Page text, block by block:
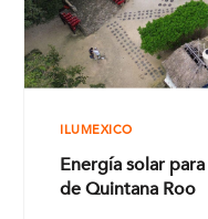
ILUMEXICO
Energía solar
de Quintana Roo